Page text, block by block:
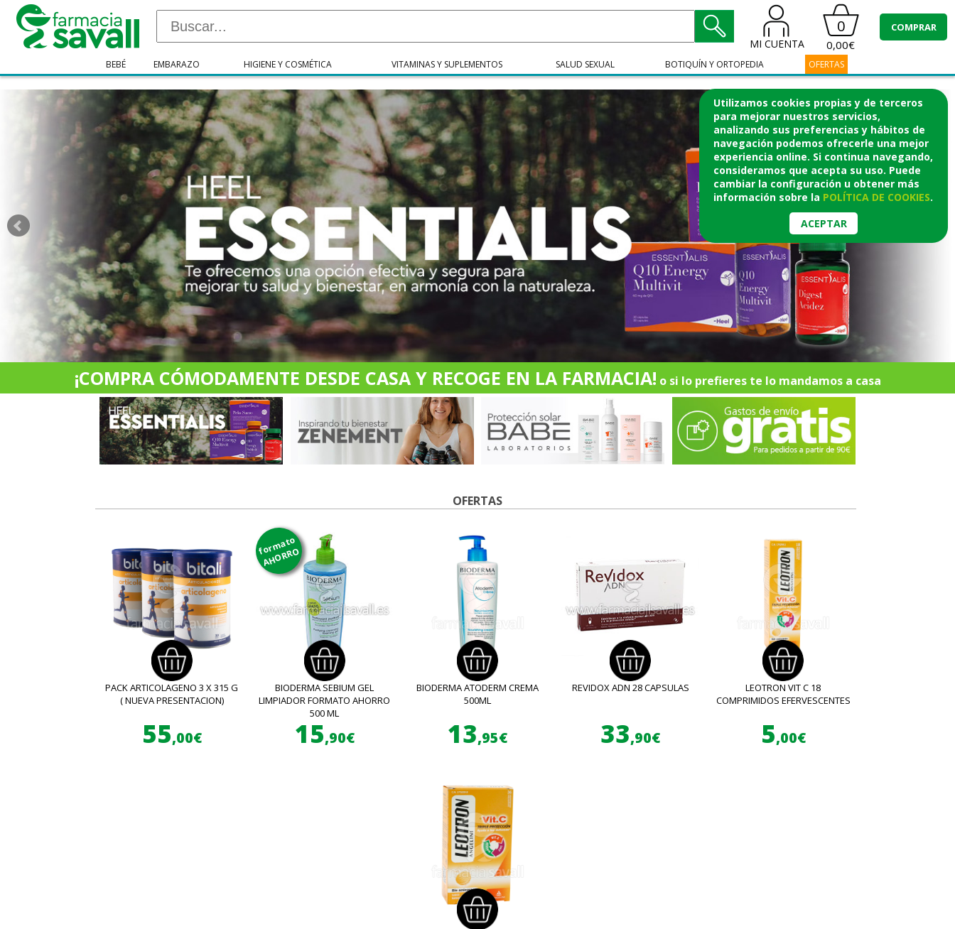
Utilizamos cookies propias y de terceros
para mejorar nuestros servicios,
analizando sus preferencias y hábitos de
navegación podemos ofrecerle una mejor
experiencia online. Si continua navegando,
consideramos que acepta su uso. Puede
cambiar la configuración u obtener más
información sobre la POLÍTICA DE COOKIES.
ACEPTAR
MI CUENTA
0
0,00€
COMPRAR
BEBÉ EMBARAZO HIGIENE Y COSMÉTICA VITAMINAS Y SUPLEMENTOS SALUD SEXUAL BOTIQUÍN Y ORTOPEDIA OFERTAS
¡COMPRA CÓMODAMENTE DESDE CASA Y RECOGE EN LA FARMACIA! o si lo prefieres te lo mandamos a casa
OFERTAS
PACK ARTICOLAGENO 3 X 315 G
( NUEVA PRESENTACION)
55,00€
formato
AHORRO
BIODERMA SEBIUM GEL
LIMPIADOR FORMATO AHORRO
500 ML
15,90€
BIODERMA ATODERM CREMA
500ML
13,95€
REVIDOX ADN 28 CAPSULAS
33,90€
LEOTRON VIT C 18
COMPRIMIDOS EFERVESCENTES
5,00€